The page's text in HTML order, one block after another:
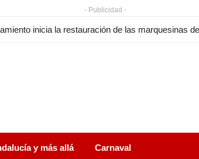
- Publicidad -
y más allá Carnaval